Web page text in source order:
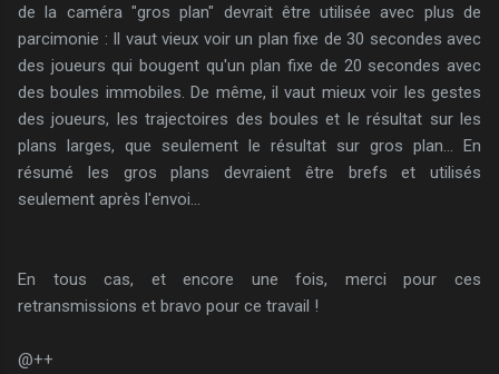
de la caméra "gros plan" devrait être utilisée avec plus de
parcimonie : Il vaut vieux voir un plan fixe de 30 secondes avec
des joueurs qui bougent qu'un plan fixe de 20 secondes avec
des boules immobiles. De même, il vaut mieux voir les gestes
des joueurs, les trajectoires des boules et le résultat sur les
plans larges, que seulement le résultat sur gros plan... En
résumé les gros plans devraient être brefs et utilisés
seulement après l'envoi...
En tous cas, et encore une fois, merci pour ces
retransmissions et bravo pour ce travail !
@++